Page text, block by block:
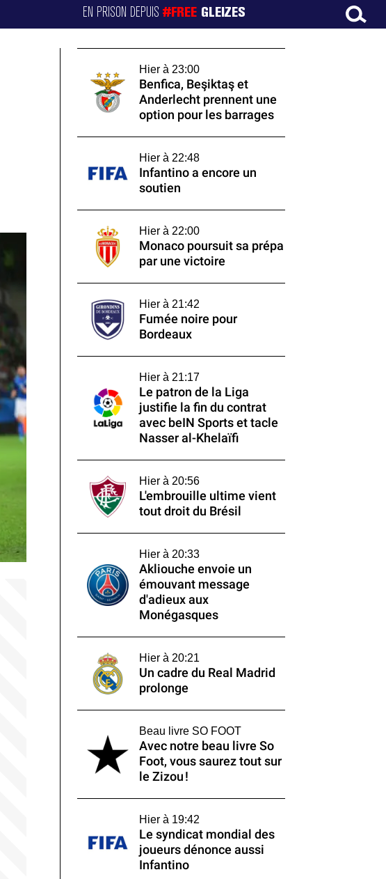
EN PRISON DEPUIS#FREE GLEIZES
Hier à 23:00
Benfica, Beşiktaş et
Anderlecht prennent une
option pour les barrages
Hier à 22:48
Infantino a encore un
soutien
Hier à 22:00
Monaco poursuit sa prépa
par une victoire
Hier à 21:42
Fumée noire pour
Bordeaux
Hier à 21:17
Le patron de la Liga
justifie la fin du contrat
avec beIN Sports et tacle
Nasser al-Khelaïfi
Hier à 20:56
L'embrouille ultime vient
tout droit du Brésil
Hier à 20:33
Akliouche envoie un
émouvant message
d'adieux aux
Monégasques
Hier à 20:21
Un cadre du Real Madrid
prolonge
Beau livre SO FOOT
Avec notre beau livre So
Foot, vous saurez tout sur
le Zizou !
Hier à 19:42
Le syndicat mondial des
joueurs dénonce aussi
Infantino